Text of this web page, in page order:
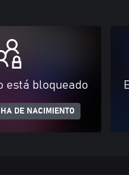
está bloqueado
DE NACIMIENTO